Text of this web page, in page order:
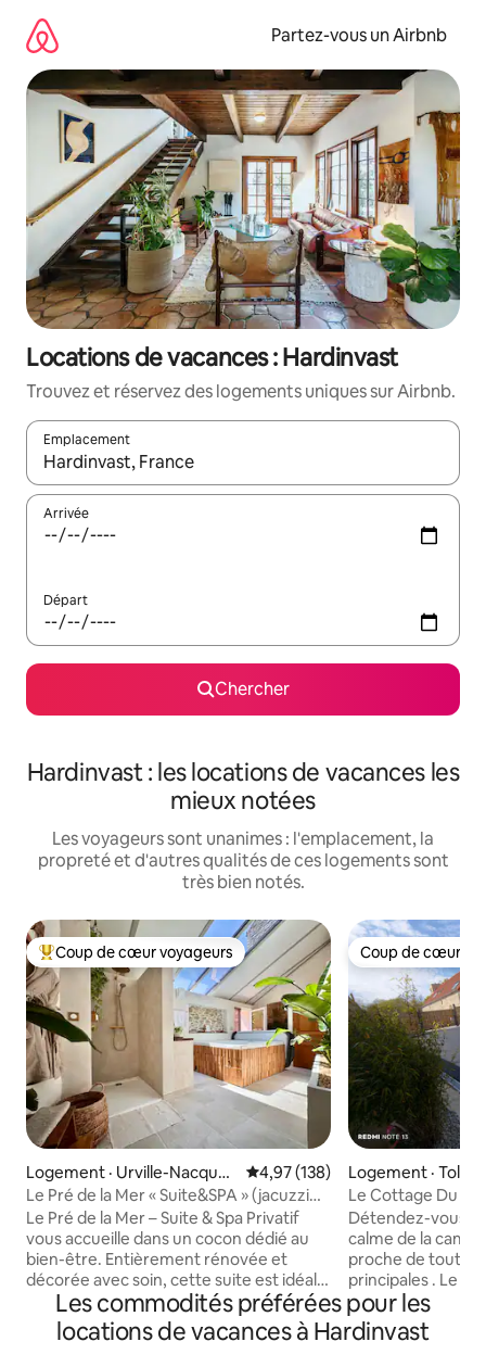
directement
contenu
Partez-vous un Airbnb
Locations de vacances : Hardinvast
Trouvez et réservez des logements uniques sur Airbnb.
Emplacement
Quand les résultats sont affichés, parcourez-les en utilisant
Arrivée
Départ
Chercher
Hardinvast : les locations de vacances les
mieux notées
Les voyageurs sont unanimes : l'emplacement, la
propreté et d'autres qualités de ces logements sont
très bien notés.
Coup de cœur voyageurs parmi les plus aimés
Coup de cœur voyageurs
Logement · Urville-Nacquev
ille
Note moyenne de 4,97 sur 5,
4,97 (138)
Le Pré de la Mer « Suite&SPA » (jacuzzi
privatif)
Le Pré de la Mer – Suite & Spa Privatif
vous accueille dans un cocon dédié au
bien-être. Entièrement rénovée et
décorée avec soin, cette suite est idéale
pour une parenthèse de détente à deux.
Laissez-vous séduire par le jacuzzi 2
places allongées et ses nombreux jets
Coup de cœur
Coup de cœur
Logement ·
Le Cottage Du
Détendez-vous
calme de la
proche de tout
principales . Le
le cocon pour ce
baignoire balnéo,
wc séparé , la chambre
Les commodités préférées pour les
locations de vacances à Hardinvast